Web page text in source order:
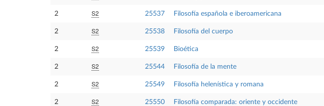
2 S2 25537 Filosofía española e iberoamericana
2 S2 25538 Filosofía del cuerpo
2 S2 25539 Bioética
2 S2 25544 Filosofía de la mente
2 S2 25549 Filosofía helenística y romana
2 S2 25550 Filosofía comparada: oriente y occidente